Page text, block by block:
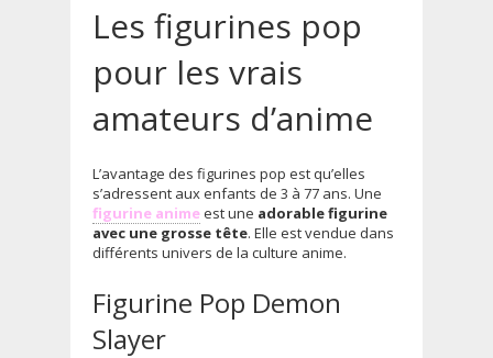
Les figurines pop
pour les vrais
amateurs d’anime
L’avantage des figurines pop est qu’elles
s’adressent aux enfants de 3 à 77 ans. Une
figurine animeest une adorable figurine
avec une grosse tête. Elle est vendue dans
différents univers de la culture anime.
Figurine Pop Demon
Slayer